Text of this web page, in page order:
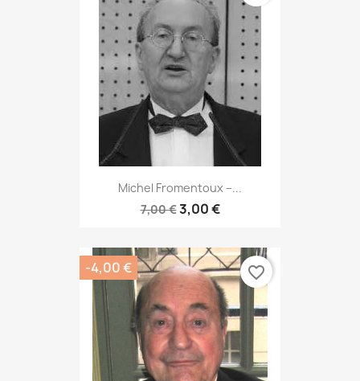
Michel Fromentoux –...
7,00 €3,00 €
-4,00 € favorite_border